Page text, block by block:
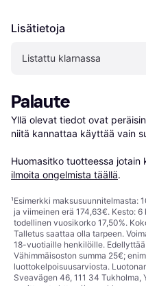
Lisätietoja
Listattu klarnassa
Palaute
Yllä olevat tiedot ovat
niitä kannattaa käyttää vain
Huomasitko tuotteessa jotain
ilmoita ongelmista täällä.
¹Esimerkki maksusuunnitelmasta:
ja viimeinen erä 174,63€. Kesto:
todellinen vuosikorko 17,50%.
Talletus saattaa olla tarpeen.
18-vuotiaille henkilöille.
Vähimmäisoston summa 25€;
luottokelpoisuusarviosta.
Sveavägen 46, 111 34